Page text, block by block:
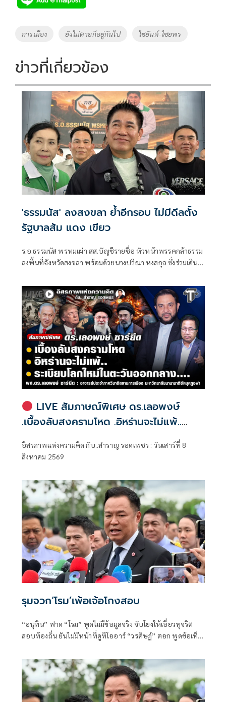
b
o
k
er y
Li
k
Tags
การเมือง ยังไม่ตายก็อยู่กันไป ไชยันต์-ไชยพร
ข่าวที่เกี่ยวข้อง
'ธรรมนัส' ลงสงขลา ย้ำอีกรอบ ไม่มีดีลตั้ง
รัฐบาลส้ม แดง เขียว
ร.อ.ธรรมนัส พรหมเผ่า สส.บัญชีรายชื่อ หัวหน้าพรรคกล้าธรรม
ลงพื้นที่จังหวัดสงขลา พร้อมด้วยนางปวีณา หงสกุล ซึ่งร่วมเดิน
ณ ที่ทำการนายเดชอิศม์ โดยมีการประชุมหารือแนวทางการ
ทำงานและขับเคลื่อนนโยบายในพื้นที่ ก่อนเดินทางต่อไปยัง
จังหวัดพัทลุง
LIVE สัมภาษณ์พิเศษ ดร.เลอพงษ์
.เบื้องลับสงครามโหด .อิหร่านจะไม่แพ้..
อิสรภาพแห่งความคิด กับ..สำราญ รอด
อิสรภาพแห่งความคิด กับ..สำราญ รอดเพชร : วันเสาร์ที่ 8
สิงหาคม 2569
รุมจวก‘โรม’เพ้อเจ้อโกงสอบ
“อนุทิน” ฟาด “โรม” พูดไม่มีข้อมูลจริง จับโยงให้เอี่ยวทุจริต
สอบท้องถิ่น ยันไม่มีหน้าที่ดูทีโออาร์ “วรศิษฎ์” ตอก พูดข้อเท็จ